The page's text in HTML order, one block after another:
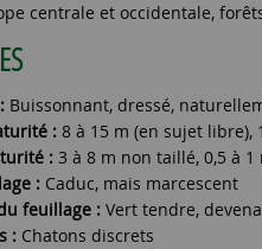
centrale et occidentale,
Buissonnant, dressé,
: 8 à 15 m (en sujet libre),
: 3 à 8 m non taillé, 0,5 à 1
: Caduc, mais marcescent
feuillage : Vert tendre,
: Chatons discrets